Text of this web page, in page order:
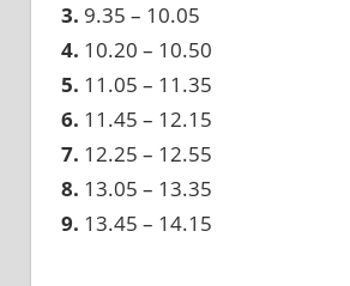
3. 9.35 – 10.05
4. 10.20 – 10.50
5. 11.05 – 11.35
6. 11.45 – 12.15
7. 12.25 – 12.55
8. 13.05 – 13.35
9. 13.45 – 14.15